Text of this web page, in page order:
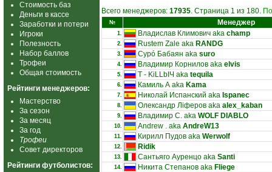
Стоимость баз
Деньги в кассе
Заработки и потери
Игроки
Полезность
Набор баллов
Трофеи
Общая стоимость
Рейтинги менеджеров:
Мастерство
За сезон
За месяц
За год
Трофеи
Совет директоров
Рейтинги футболистов:
Всего менеджеров: 17935. Страница 1 из 180.
№ Менеджер
1. Владислав Климович aka champ
2. Rustem Zale aka RANDG
3. Сурó Бабаян aka suro
4. Владимир Корнилов aka elvis
5. T - KiLLbIЧ aka tequila
6. Камиль А aka Kama
7. Николай Испанский aka Ispanec
8. Олександр Ліферов aka alex_kaban
9. Владимир С. aka WOLF DIABLO
10. Andrew . aka AndreW13
11. Кирилл Пудов aka Werwolf
12. Ridik
13. Сантьяго Ауренцо aka Santi
14. Никита Степанов aka Fliege